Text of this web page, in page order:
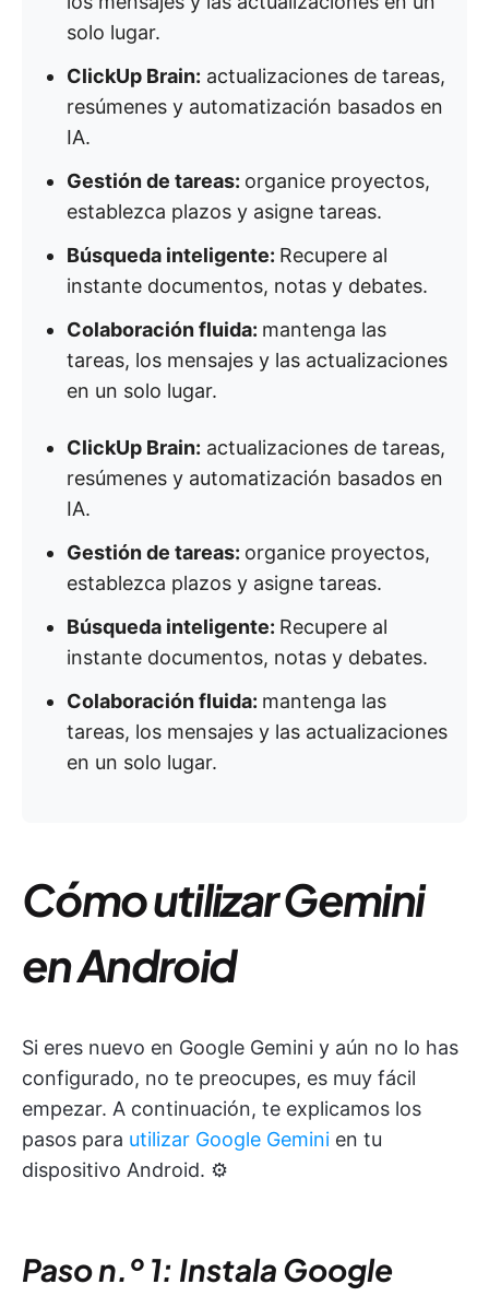
solo lugar.
ClickUp Brain: actualizaciones de tareas,
resúmenes y automatización basados en
IA.
Gestión de tareas: organice proyectos,
establezca plazos y asigne tareas.
Búsqueda inteligente: Recupere al
instante documentos, notas y debates.
Colaboración fluida: mantenga las
tareas, los mensajes y las actualizaciones
en un solo lugar.
ClickUp Brain: actualizaciones de tareas,
resúmenes y automatización basados en
IA.
Gestión de tareas: organice proyectos,
establezca plazos y asigne tareas.
Búsqueda inteligente: Recupere al
instante documentos, notas y debates.
Colaboración fluida: mantenga las
tareas, los mensajes y las actualizaciones
en un solo lugar.
Cómo utilizar Gemini
en Android
Si eres nuevo en Google Gemini y aún no lo has
configurado, no te preocupes, es muy fácil
empezar. A continuación, te explicamos los
pasos para utilizar Google Gemini en tu
dispositivo Android. ⚙️
Paso n.º 1: Instala Google